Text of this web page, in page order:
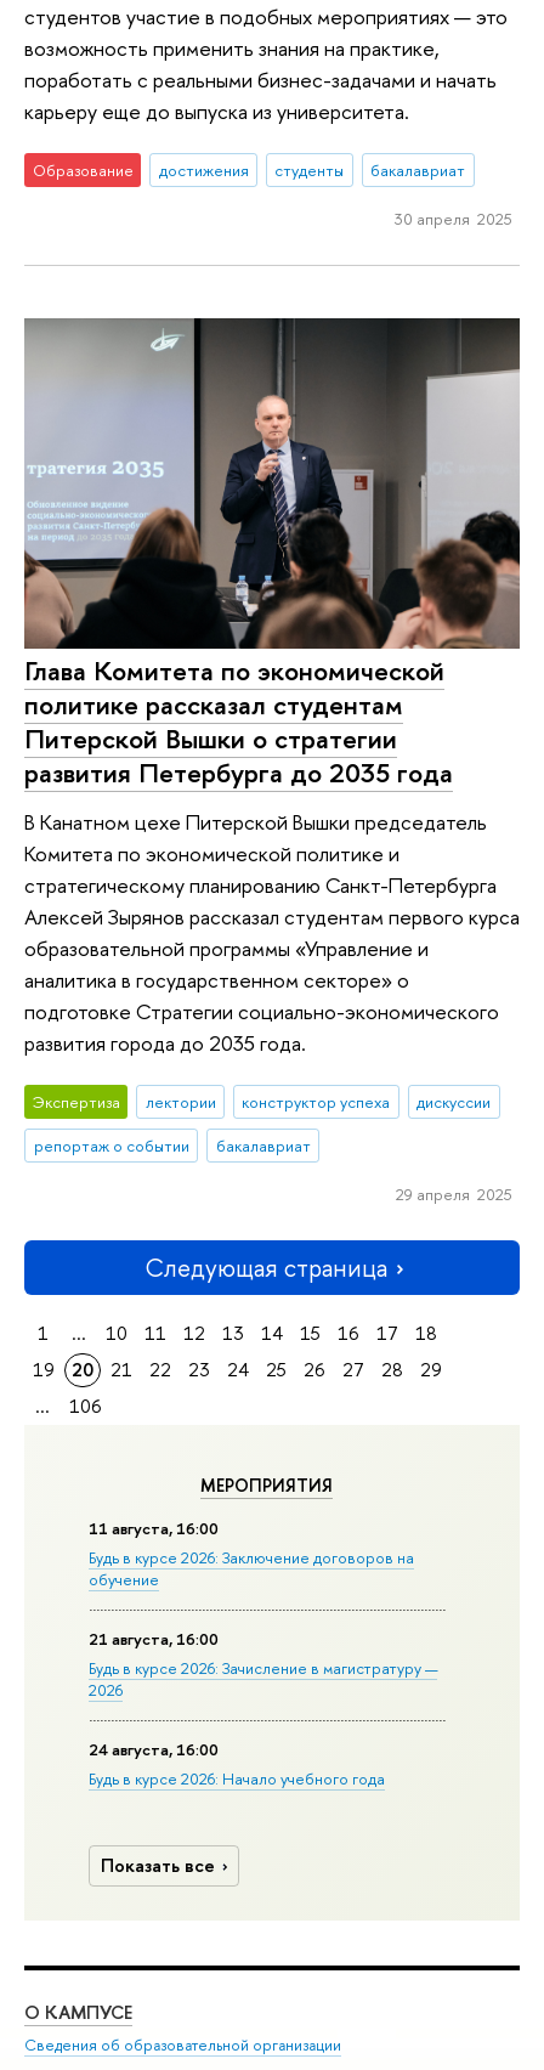
МЕРОПРИЯТИЯ
11 августа, 16:00
Будь в курсе 2026: Заключение договоров на
обучение
21 августа, 16:00
Будь в курсе 2026: Зачисление в магистратуру —
2026
24 августа, 16:00
Будь в курсе 2026: Начало учебного года
Показать все
студентов участие в подобных мероприятиях — это
возможность применить знания на практике,
поработать с реальными бизнес-задачами и начать
карьеру еще до выпуска из университета.
Образование достижения студенты бакалавриат
30 апреля 2025
Глава Комитета по экономической
политике рассказал студентам
Питерской Вышки о стратегии
развития Петербурга до 2035 года
В Канатном цехе Питерской Вышки председатель
Комитета по экономической политике и
стратегическому планированию Санкт-Петербурга
Алексей Зырянов рассказал студентам первого курса
образовательной программы «Управление и
аналитика в государственном секторе» о
подготовке Стратегии социально-экономического
развития города до 2035 года.
Экспертиза лектории конструктор успеха
дискуссии
репортаж о событии
бакалавриат
29 апреля 2025
Следующая страница
1 ... 10 11 12 13 14 15 16 17
18
19
20 21 22 23 24 25 26 27 28
29
...
106
О КАМПУСЕ
Сведения об образовательной организации